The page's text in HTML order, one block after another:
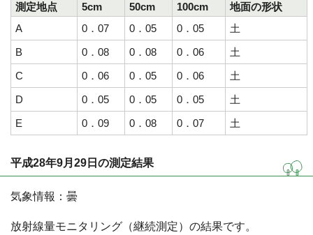
測定地点
5cm 50cm 100cm
地面の形状
A
0．07 0．05 0．05
土
B
0．08 0．08 0．06
土
C
0．06 0．05 0．06
土
D
0．05 0．05 0．05
土
E
0．09 0．08 0．07 土
平成28年9月29日の測定結果
気象情報：曇
放射線量モニタリング（継続測定）の結果です。